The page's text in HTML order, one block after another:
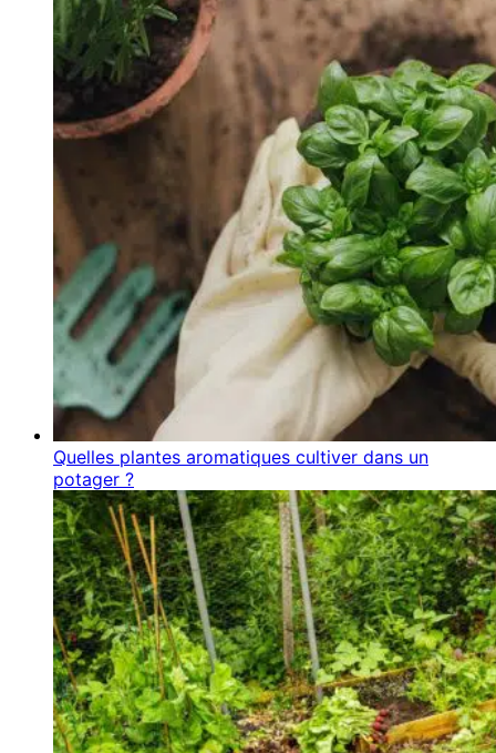
Quelles plantes aromatiques cultiver dans un
potager ?